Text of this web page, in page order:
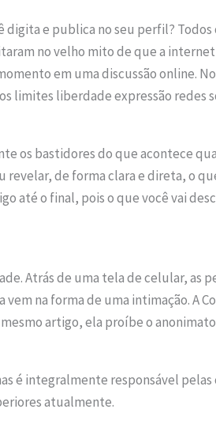
e publica no seu perfil? Todos
no velho mito de que a internet
em uma discussão online.
limites liberdade expressão redes
os bastidores do que acontece
de forma clara e direta, o
até o final, pois o que você vai
Atrás de uma tela de celular, as
na forma de uma intimação. A
artigo, ela proíbe o
é integralmente responsável pelas
atualmente.